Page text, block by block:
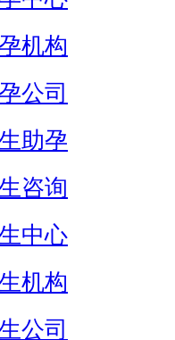
机构
公司
助孕
咨询
中心
机构
公司